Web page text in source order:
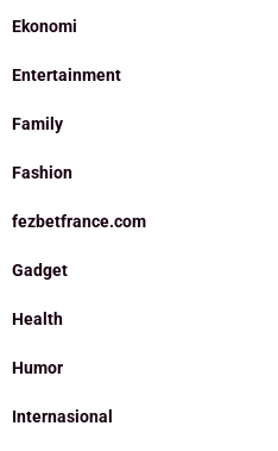
Ekonomi
Entertainment
Family
Fashion
fezbetfrance.com
Gadget
Health
Humor
Internasional